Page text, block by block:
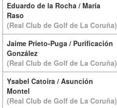
Eduardo de la Rocha / María
Raso
(Real Club de Golf de La Coruña)
Jaime Prieto-Puga / Purificación
González
(Real Club de Golf de La Coruña)
Ysabel Catoira / Asunción
Montel
(Real Club de Golf de La Coruña)